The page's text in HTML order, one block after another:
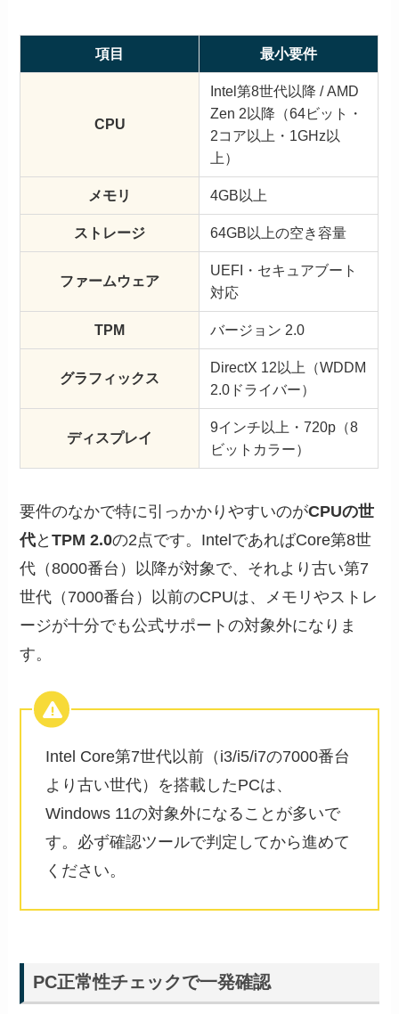
項目 最小要件
CPU
Intel第8世代以降 / AMD
Zen 2以降（64ビット・
2コア以上・1GHz以
上）
メモリ 4GB以上
ストレージ 64GB以上の空き容量
ファームウェア
UEFI・セキュアブート
対応
TPM バージョン 2.0
グラフィックス
DirectX 12以上（WDDM
2.0ドライバー）
ディスプレイ
9インチ以上・720p（8
ビットカラー）
要件のなかで特に引っかかりやすいのがCPUの世
代とTPM 2.0の2点です。IntelであればCore第8世
代（8000番台）以降が対象で、それより古い第7
世代（7000番台）以前のCPUは、メモリやストレ
ージが十分でも公式サポートの対象外になりま
す。
Intel Core第7世代以前（i3/i5/i7の7000番台
より古い世代）を搭載したPCは、
Windows 11の対象外になることが多いで
す。必ず確認ツールで判定してから進めて
ください。
PC正常性チェックで一発確認